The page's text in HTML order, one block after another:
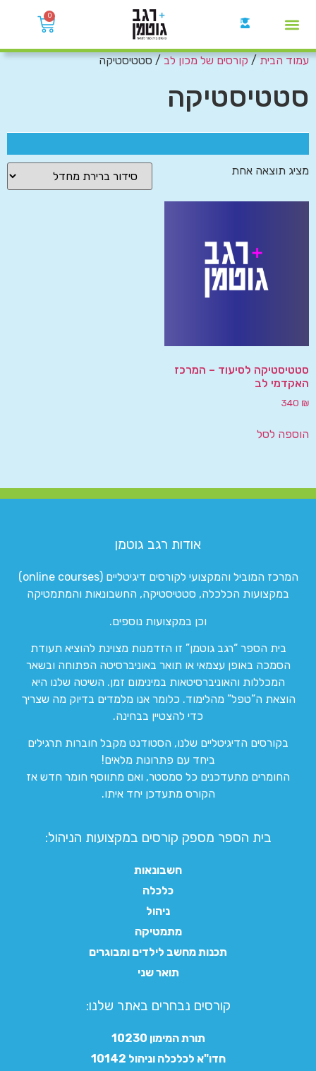
0
עמוד הבית/קורסים של מכון לב/ סטטיסטיקה
סטטיסטיקה
מציג תוצאה אחת
סטטיסטיקה לסיעוד – המרכז
האקדמי לב
340 ₪
הוספה לסל
אודות רגב גוטמן
המרכז המוביל והמקצועי לקורסים דיגיטליים (online courses)
במקצועות הכלכלה, סטטיסטיקה, החשבונאות והמתמטיקה
וכן במקצועות נוספים.
בית הספר “רגב גוטמן” זו הזדמנות מצוינת להוציא תעודת
הסמכה באופן עצמאי או תואר באוניברסיטה הפתוחה ובשאר
המכללות והאוניברסיטאות במינימום זמן. השיטה שלנו היא
הוצאת ה”טפל” מהלימוד. כלומר אנו מלמדים בדיוק מה שצריך
כדי להצטיין בבחינה.
בקורסים הדיגיטליים שלנו, הסטודנט מקבל חוברות תרגילים
ביחד עם פתרונות מלאים!
החומרים מתעדכנים כל סמסטר, ואם מתווסף חומר חדש אז
הקורס מתעדכן יחד איתו.
בית הספר מספק קורסים במקצועות הניהול:
חשבונאות
כלכלה
ניהול
מתמטיקה
תכנות מחשב לילדים ומבוגרים
תואר שני
קורסים נבחרים באתר שלנו:​
תורת המימון 10230
חדו"א לכלכלה וניהול 10142